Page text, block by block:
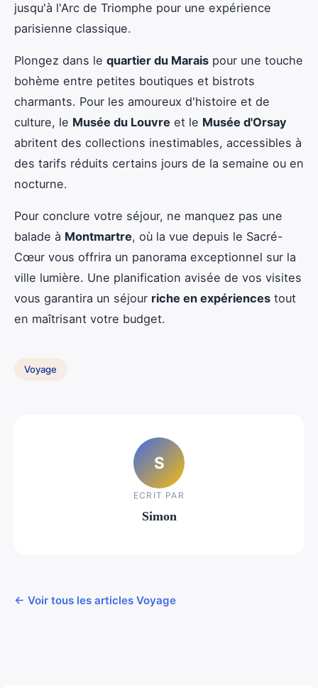
jusqu'à l'Arc de Triomphe pour une expérience
parisienne classique.
Plongez dans le quartier du Marais pour une touche
bohème entre petites boutiques et bistrots
charmants. Pour les amoureux d'histoire et de
culture, le Musée du Louvre et le Musée d'Orsay
abritent des collections inestimables, accessibles à
des tarifs réduits certains jours de la semaine ou en
nocturne.
Pour conclure votre séjour, ne manquez pas une
balade à Montmartre, où la vue depuis le Sacré-
Cœur vous offrira un panorama exceptionnel sur la
ville lumière. Une planification avisée de vos visites
vous garantira un séjour riche en expériences tout
en maîtrisant votre budget.
Voyage
S
ECRIT PAR
Simon
← Voir tous les articles Voyage